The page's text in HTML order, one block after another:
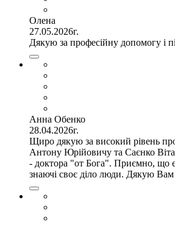
Олена
27.05.2026г.
Дякую за професійну допомогу і
Анна Обенко
28.04.2026г.
Щиро дякую за високий рівень
Антону Юрійовичу та Саєнко
- доктора "от Бога". Приємно, що є
знаючі своє діло люди. Дякую